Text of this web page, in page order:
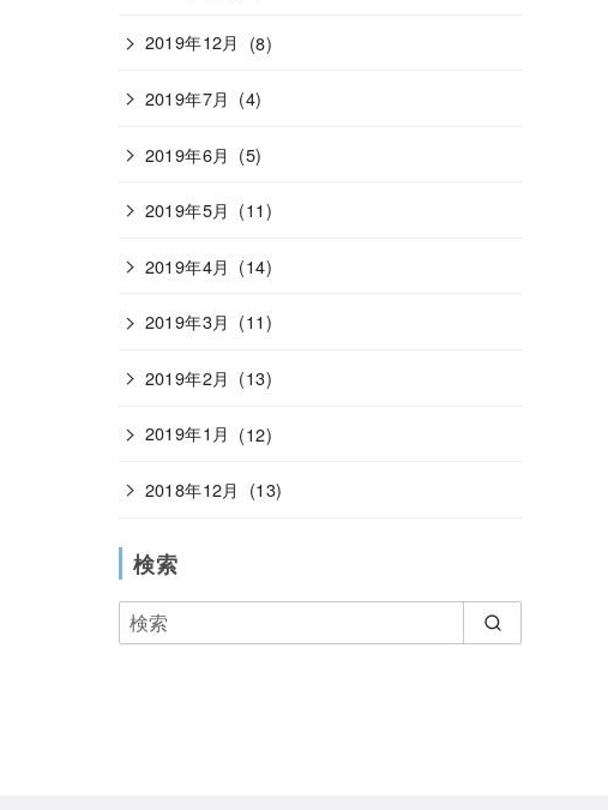
2019年12月 (8)
2019年7月 (4)
2019年6月 (5)
2019年5月 (11)
2019年4月 (14)
2019年3月 (11)
2019年2月 (13)
2019年1月 (12)
2018年12月 (13)
検索